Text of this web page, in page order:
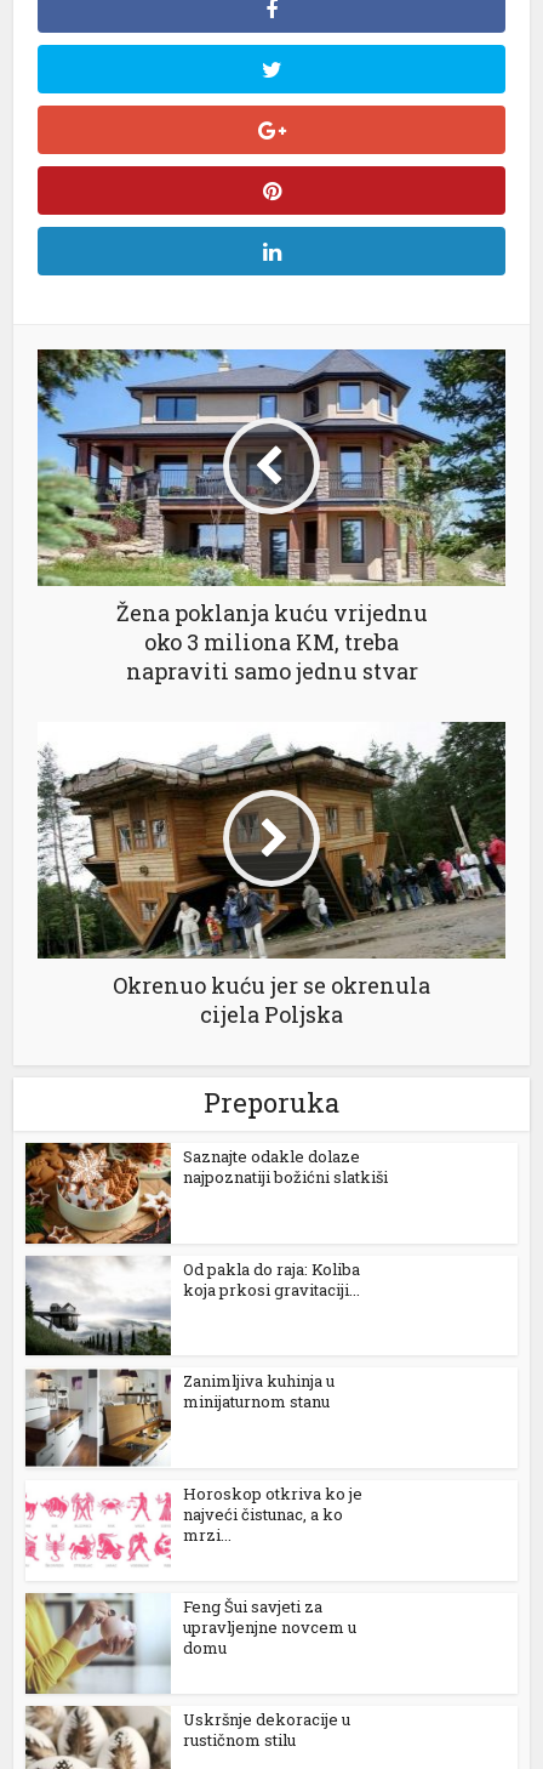
Žena poklanja kuću vrijednu
oko 3 miliona KM, treba
napraviti samo jednu stvar
Okrenuo kuću jer se okrenula
cijela Poljska
Preporuka
Saznajte odakle dolaze
najpoznatiji božićni slatkiši
Od pakla do raja: Koliba
koja prkosi gravitaciji...
Zanimljiva kuhinja u
minijaturnom stanu
Horoskop otkriva ko je
najveći čistunac, a ko
mrzi...
Feng Šui savjeti za
upravljenjne novcem u
domu
Uskršnje dekoracije u
rustičnom stilu